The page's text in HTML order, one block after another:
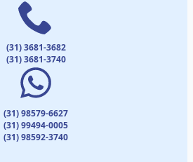
(31) 3681-3682
(31) 3681-3740
(31) 98579-6627
(31) 99494-0005
(31) 98592-3740